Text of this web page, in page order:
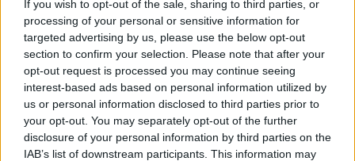
If you wish to opt-out of the sale, sharing to third parties, or
processing of your personal or sensitive information for
targeted advertising by us, please use the below opt-out
section to confirm your selection. Please note that after your
opt-out request is processed you may continue seeing
interest-based ads based on personal information utilized by
us or personal information disclosed to third parties prior to
your opt-out. You may separately opt-out of the further
disclosure of your personal information by third parties on the
IAB’s list of downstream participants. This information may
αποκεφαλίστηκε .
Οι Χριστιανοί της Σμύρνης κατάφεραν να
αγοράσουν το τίμιο λείψανο του αγίου και να το
ενταφιάσουν στον ναό του Αγίου Γεωργίου.
Αμέσως ακολούθησαν μεγάλα θαύματα , όπως η
θεραπεία μιας, επί πολλά χρόνια ,τυφλής
γυναίκας.